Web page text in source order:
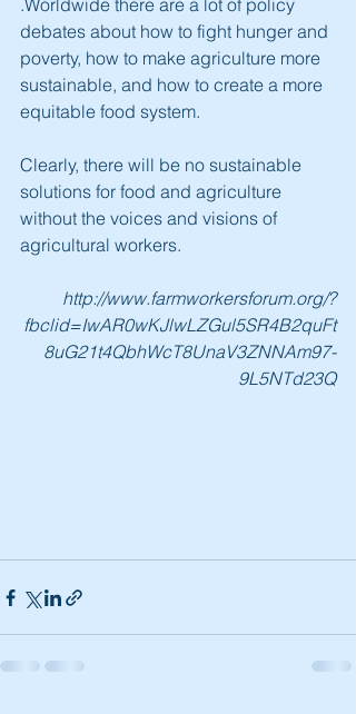
.Worldwide there are a lot of policy
debates about how to fight hunger and
poverty, how to make agriculture more
sustainable, and how to create a more
equitable food system.
Clearly, there will be no sustainable
solutions for food and agriculture
without the voices and visions of
agricultural workers.
http://www.farmworkersforum.org/?
fbclid=IwAR0wKJlwLZGul5SR4B2quFt
8uG21t4QbhWcT8UnaV3ZNNAm97-
9L5NTd23Q